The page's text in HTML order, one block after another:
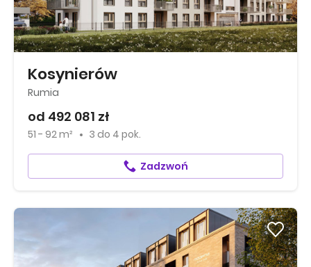
Kosynierów
Rumia
od 492 081 zł
51 - 92 m² 3 do 4 pok.
Zadzwoń